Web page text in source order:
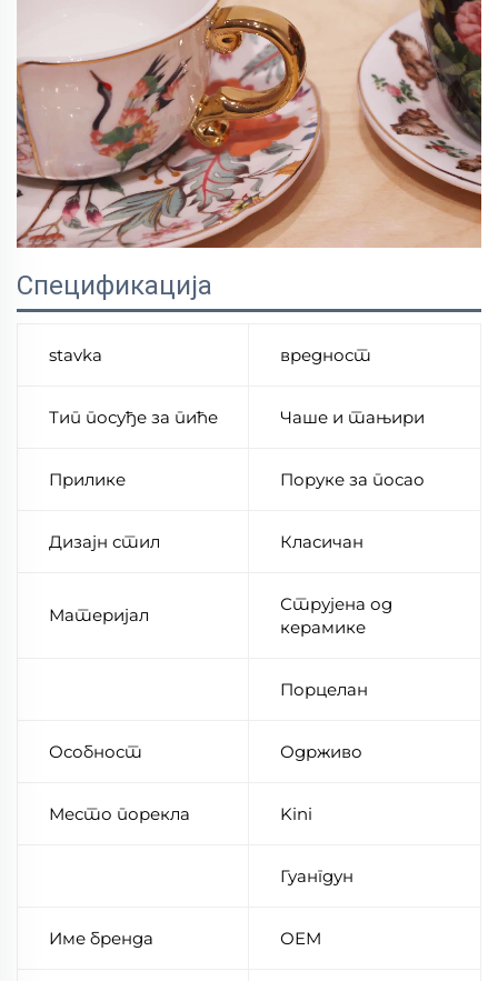
Спецификација
stavka вредност
Тип посуђе за пиће Чаше и тањири
Прилике Поруке за посао
Дизајн стил Класичан
Материјал
Струјена од
керамике
Порцелан
Особност Одрживо
Место порекла Kini
Гуангдун
Име бренда ОЕМ